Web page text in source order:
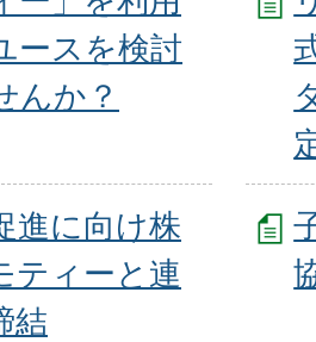
ースを検討
んか？
進に向け株
ティーと連
結